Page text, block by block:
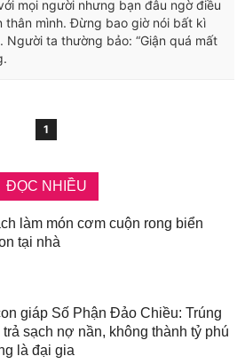
mọi người nhưng bạn đâu ngờ điều
thân mình. Đừng bao giờ nói bất kì
ta thường bảo: “Giận quá mất
1
ĐỌC NHIỀU
làm món cơm cuộn rong biển
tại nhà
giáp Số Phận Đảo Chiều: Trúng
trả sạch nợ nần, không thành tỷ phú
là đại gia